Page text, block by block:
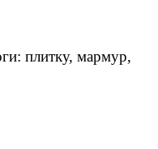
плитку, мармур,